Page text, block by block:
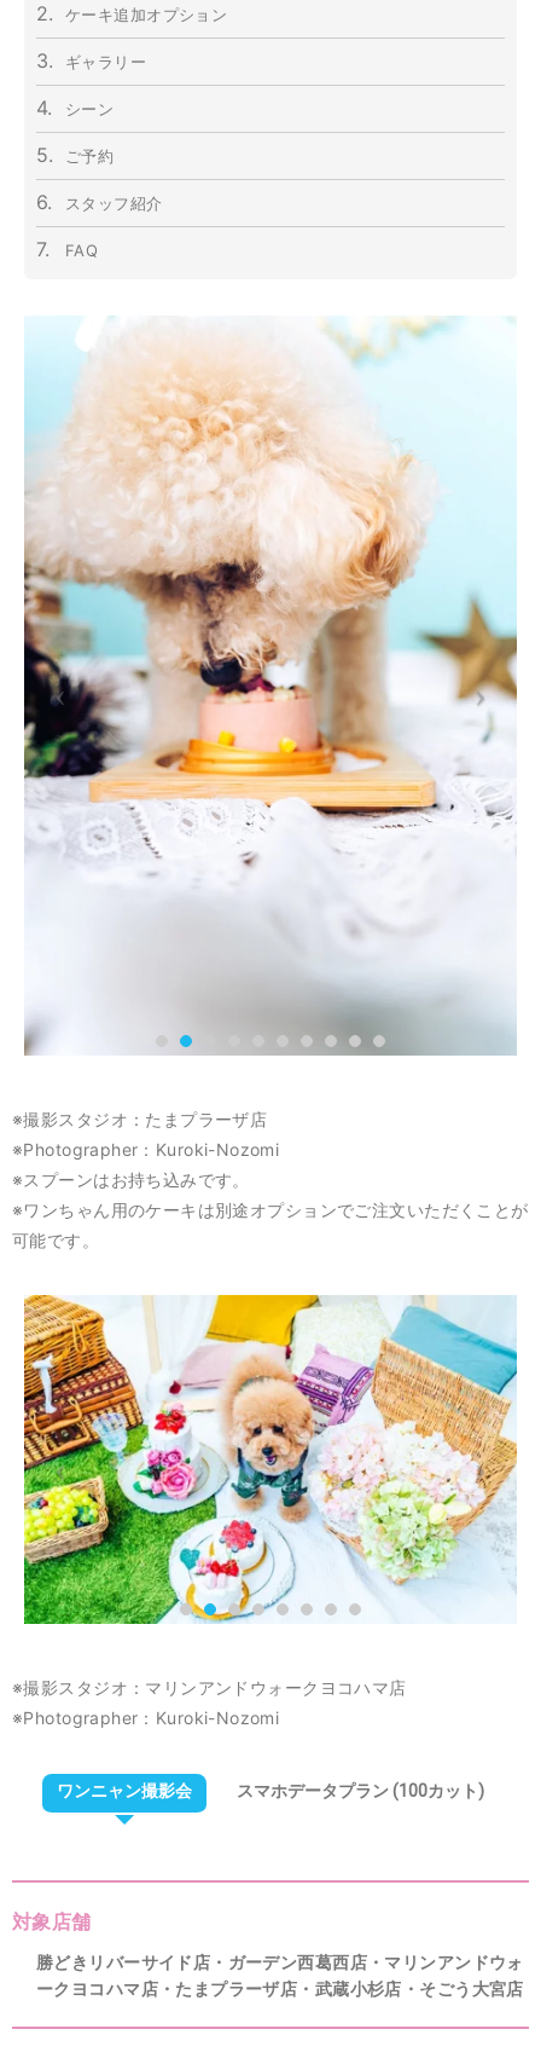
2. ケーキ追加オプション
3. ギャラリー
4. シーン
5. ご予約
6. スタッフ紹介
7. FAQ
※撮影スタジオ：たまプラーザ店
※Photographer：Kuroki-Nozomi
※スプーンはお持ち込みです。
※ワンちゃん用のケーキは別途オプションでご注文いただくことが
可能です。
※撮影スタジオ：マリンアンドウォークヨコハマ店
※Photographer：Kuroki-Nozomi
ワンニャン撮影会 スマホデータプラン (100カット)
対象店舗
勝どきリバーサイド店・ガーデン西葛西店・マリンアンドウォ
ークヨコハマ店・たまプラーザ店・武蔵小杉店・そごう大宮店